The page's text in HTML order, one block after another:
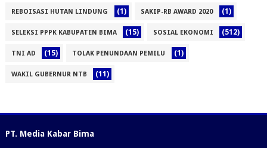
REBOISASI HUTAN LINDUNG (1) SAKIP-RB AWARD 2020 (1)
SELEKSI PPPK KABUPATEN BIMA (15) SOSIAL EKONOMI (512)
TNI AD (15) TOLAK PENUNDAAN PEMILU (1)
WAKIL GUBERNUR NTB (11)
PT. Media Kabar Bima